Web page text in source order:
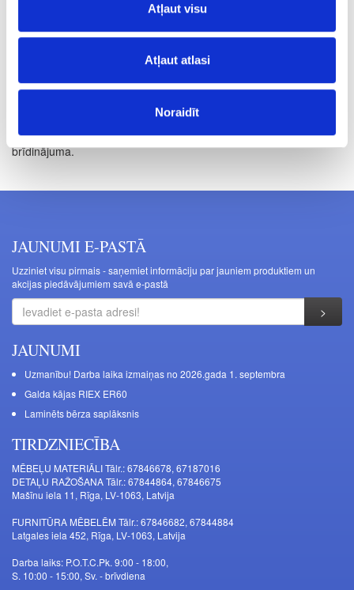
Atļaut visu
Atļaut atlasi
Noraidīt
280
34.61
Cenas norādītas bez PVN. Cenas var tikt mainītas bez iepriekšēja
brīdinājuma.
JAUNUMI E-PASTĀ
Uzziniet visu pirmais - saņemiet informāciju par jauniem produktiem un
akcijas piedāvājumiem savā e-pastā
JAUNUMI
Uzmanību! Darba laika izmaiņas no 2026.gada 1. septembra
Galda kājas RIEX ER60
Laminēts bērza saplāksnis
TIRDZNIECĪBA
MĒBEĻU MATERIĀLI Tālr.: 67846678, 67187016
DETAĻU RAŽOŠANA Tālr.: 67844864, 67846675
Mašīnu iela 11, Rīga, LV-1063, Latvija
FURNITŪRA MĒBELĒM Tālr.: 67846682, 67844884
Latgales iela 452, Rīga, LV-1063, Latvija
Darba laiks: P.O.T.C.Pk. 9:00 - 18:00,
S. 10:00 - 15:00, Sv. - brīvdiena